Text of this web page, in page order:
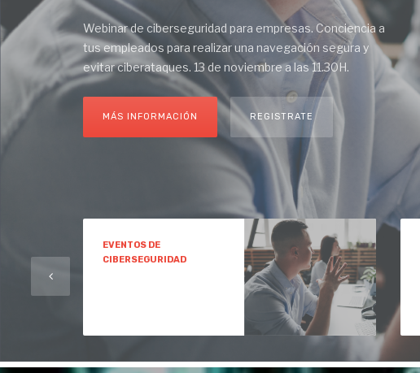
Webinar de ciberseguridad para empresas. Conciencia a
tus empleados para realizar una navegación segura y
evitar ciberataques. 13 de noviembre a las 11.30H.
MÁS INFORMACIÓN REGISTRATE
EVENTOS DE
CIBERSEGURIDAD